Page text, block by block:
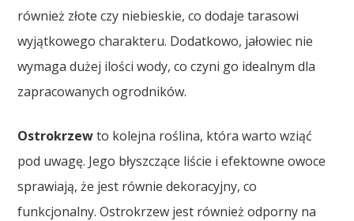
również złote czy niebieskie, co dodaje tarasowi
wyjątkowego charakteru. Dodatkowo, jałowiec nie
wymaga dużej ilości wody, co czyni go idealnym dla
zapracowanych ogrodników.
Ostrokrzewto kolejna roślina, która warto wziąć
pod uwagę. Jego błyszczące liście i efektowne owoce
sprawiają, że jest równie dekoracyjny, co
funkcjonalny. Ostrokrzew jest również odporny na